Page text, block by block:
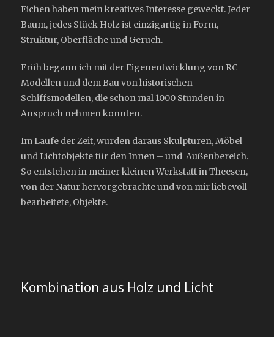
Eichen haben mein kreatives Interesse geweckt. Jeder
Baum, jedes Stück Holz ist einzigartig in Form,
Struktur, Oberfläche und Geruch.
Früh begann ich mit der Eigenentwicklung von RC
Modellen und dem Bau von historischen
Schiffsmodellen, die schon mal 1000 Stunden in
Anspruch nehmen konnten.
Im Laufe der Zeit, wurden daraus Skulpturen, Möbel
und Lichtobjekte für den Innen – und Außenbereich.
So entstehen in meiner kleinen Werkstatt in Theesen,
von der Natur hervorgebrachte und von mir liebevoll
bearbeitete, Objekte.
Kombination aus Holz und Licht